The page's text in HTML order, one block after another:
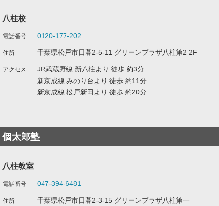
八柱校
0120-177-202
千葉県松戸市日暮2-5-11 グリーンプラザ八柱第2 2F
JR武蔵野線 新八柱より 徒歩 約3分
新京成線 みのり台より 徒歩 約11分
新京成線 松戸新田より 徒歩 約20分
個太郎塾
八柱教室
047-394-6481
千葉県松戸市日暮2-3-15 グリーンプラザ八柱第一